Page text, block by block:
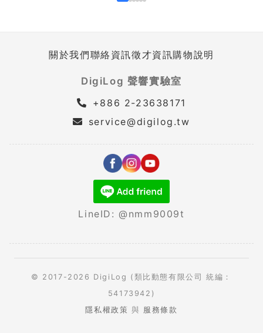
關於我們聯絡資訊徵才資訊購物說明
DigiLog 聲響實驗室
+886 2-23638171
service@digilog.tw
LineID: @nmm9009t
© 2017-2026 DigiLog (類比動態有限公司 統編：
54173942)
隱私權政策 與 服務條款